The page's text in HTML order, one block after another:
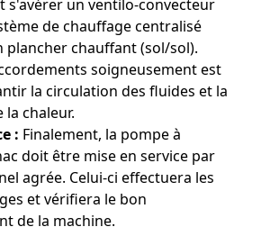
s'avérer un ventilo-convecteur
de chauffage centralisé
plancher chauffant (sol/sol).
soigneusement est
la circulation des fluides et la
chaleur.
: Finalement, la pompe à
doit être mise en service par
agrée. Celui-ci effectuera les
et vérifiera le bon
de la machine.